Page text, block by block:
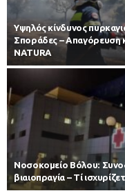
Υψηλός κίνδυνος
Σποράδες – Απαγόρευση
NATURA
Νοσοκομείο Βόλου:
βιαιοπραγία – Τί